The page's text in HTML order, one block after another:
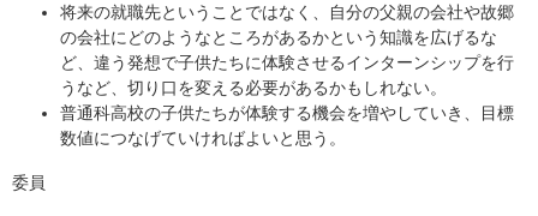
将来の就職先ということではなく、自分の父親の会社や故郷
の会社にどのようなところがあるかという知識を広げるな
ど、違う発想で子供たちに体験させるインターンシップを行
うなど、切り口を変える必要があるかもしれない。
普通科高校の子供たちが体験する機会を増やしていき、目標
数値につなげていければよいと思う。
委員